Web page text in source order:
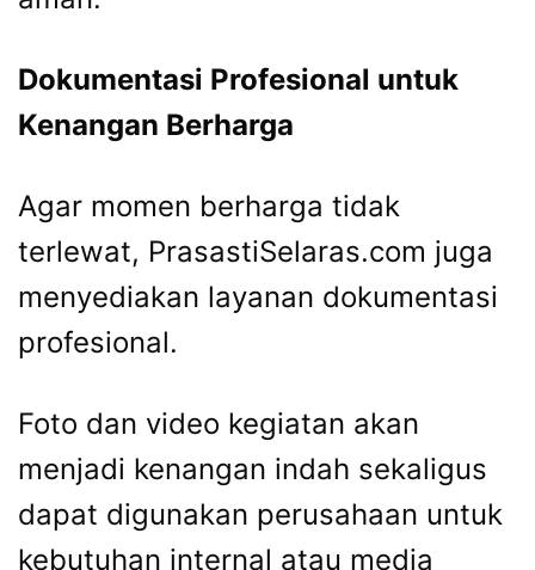
Dokumentasi Profesional untuk
Kenangan Berharga
Agar momen berharga tidak
terlewat, PrasastiSelaras.com juga
menyediakan layanan dokumentasi
profesional.
Foto dan video kegiatan akan
menjadi kenangan indah sekaligus
dapat digunakan perusahaan untuk
kebutuhan internal atau media